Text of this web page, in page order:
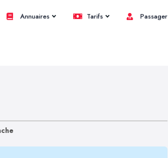
Annuaires Tarifs Passager